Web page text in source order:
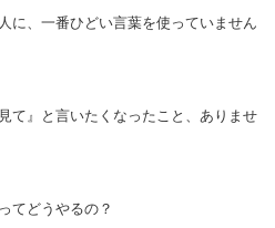
に、一番ひどい言葉を使っていません
見て』と言いたくなったこと、ありませ
てどうやるの？